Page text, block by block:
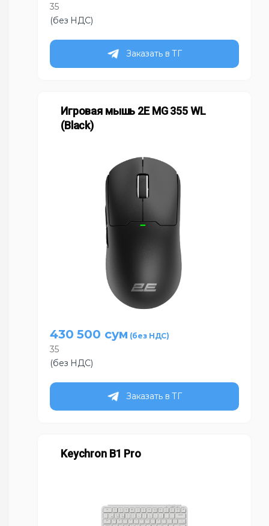
35
(без НДС)
Заказать в ТГ
Игровая мышь 2E MG 355 WL
(Black)
430 500 сум
35
(без НДС)
Заказать в ТГ
Keychron B1 Pro